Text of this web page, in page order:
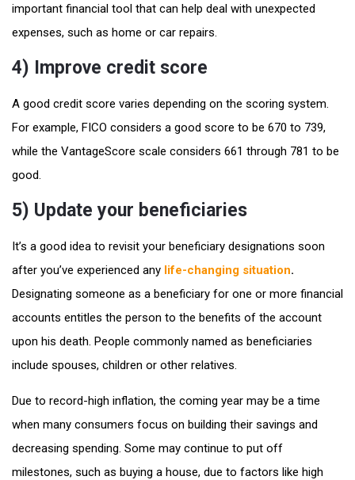
important financial tool that can help deal with unexpected
expenses, such as home or car repairs.
4) Improve credit score
A good credit score varies depending on the scoring system.
For example, FICO considers a good score to be 670 to 739,
while the VantageScore scale considers 661 through 781 to be
good.
5) Update your beneficiaries
It’s a good idea to revisit your beneficiary designations soon
after you’ve experienced any life-changing situation.
Designating someone as a beneficiary for one or more financial
accounts entitles the person to the benefits of the account
upon his death. People commonly named as beneficiaries
include spouses, children or other relatives.
Due to record-high inflation, the coming year may be a time
when many consumers focus on building their savings and
decreasing spending. Some may continue to put off
milestones, such as buying a house, due to factors like high